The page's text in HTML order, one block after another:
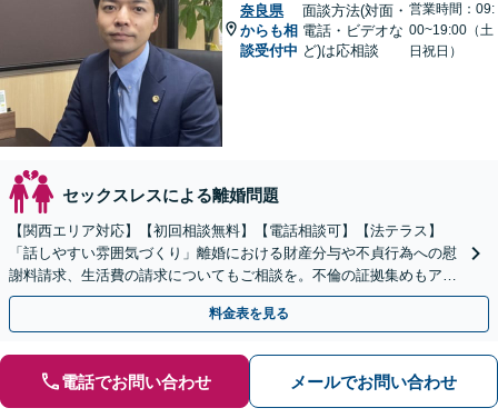
奈良県
からも相
談受付中
面談方法(対面・
電話・ビデオな
ど)は応相談
営業時間：09:
00~19:00（土
日祝日）
セックスレスによる離婚問題
【関西エリア対応】【初回相談無料】【電話相談可】【法テラス】
「話しやすい雰囲気づくり」離婚における財産分与や不貞行為への慰
謝料請求、生活費の請求についてもご相談を。不倫の証拠集めもアド
バイス可【夜間・休日面談】
料金表を見る
電話でお問い合わせ メールでお問い合わせ